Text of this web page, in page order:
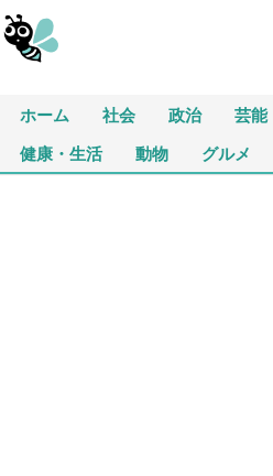
ホーム 社会 政治 芸能
健康・生活 動物 グルメ